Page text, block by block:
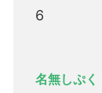
6
名無しぷく